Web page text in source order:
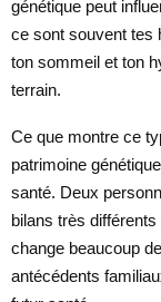
génétique peut
ce sont souvent tes
ton sommeil et ton
terrain.
Ce que montre ce
patrimoine
santé. Deux
bilans très
change beaucoup
antécédents